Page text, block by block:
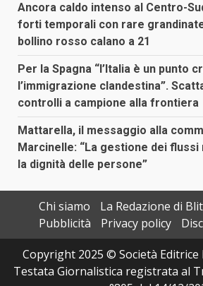
Ancora caldo intenso al Centro-
forti temporali con rare
bollino rosso calano a 21
Per la Spagna “l’Italia è un punto
l’immigrazione clandestina”.
controlli a campione alla frontiera
Mattarella, il messaggio alla
Marcinelle: “La gestione dei
la dignità delle persone”
Chi siamo
La Redazione di
Pubblicità
Privacy policy
Copyright 2025 © Società Editrice
Testata Giornalistica registrata al